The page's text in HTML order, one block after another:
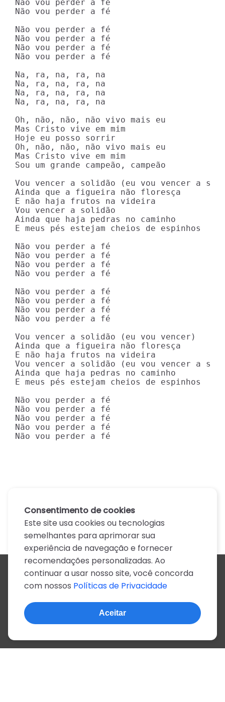
Não vou perder a fé
Não vou perder a fé
Não vou perder a fé
Não vou perder a fé
Não vou perder a fé
Não vou perder a fé
Na, ra, na, ra, na
Na, ra, na, ra, na
Na, ra, na, ra, na
Na, ra, na, ra, na
Oh, não, não, não vivo mais eu
Mas Cristo vive em mim
Hoje eu posso sorrir
Oh, não, não, não vivo mais eu
Mas Cristo vive em mim
Sou um grande campeão, campeão
Vou vencer a solidão (eu vou vencer a
Ainda que a figueira não floresça
E não haja frutos na videira
Vou vencer a solidão
Ainda que haja pedras no caminho
E meus pés estejam cheios de espinhos
Não vou perder a fé
Não vou perder a fé
Não vou perder a fé
Não vou perder a fé
Não vou perder a fé
Não vou perder a fé
Não vou perder a fé
Não vou perder a fé
Vou vencer a solidão (eu vou vencer)
Ainda que a figueira não floresça
E não haja frutos na videira
Vou vencer a solidão (eu vou vencer a
Ainda que haja pedras no caminho
E meus pés estejam cheios de espinhos
Não vou perder a fé
Não vou perder a fé
Não vou perder a fé
Não vou perder a fé
Não vou perder a fé
Todos os artistas
A
B C D E F G H I J
N
O P Q R S T U V W X
Z
0-9
© 2022, mais de 2 milhões de cifras e letras
Consentimento de cookies
Este site usa cookies ou tecnologias
semelhantes para aprimorar sua
experiência de navegação e fornecer
recomendações personalizadas. Ao
continuar a usar nosso site, você concorda
com nossos Políticas de Privacidade
Aceitar